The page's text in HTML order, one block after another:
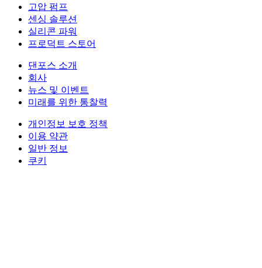
고압 펌프
센싱 솔루션
실리콘 파워
프로덕트 스토어
댄포스 소개
회사
뉴스 및 이벤트
미래를 위한 통찰력
개인정보 보호 정책
이용 약관
일반 정보
쿠키